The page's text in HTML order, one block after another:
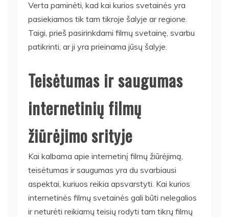
Verta paminėti, kad kai kurios svetainės yra
pasiekiamos tik tam tikroje šalyje ar regione.
Taigi, prieš pasirinkdami filmų svetainę, svarbu
patikrinti, ar ji yra prieinama jūsų šalyje.
Teisėtumas ir saugumas
internetinių filmų
žiūrėjimo srityje
Kai kalbama apie internetinį filmų žiūrėjimą,
teisėtumas ir saugumas yra du svarbiausi
aspektai, kuriuos reikia apsvarstyti. Kai kurios
internetinės filmų svetainės gali būti nelegalios
ir neturėti reikiamų teisių rodyti tam tikrų filmų